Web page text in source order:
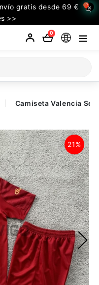
gratis desde 69 €
>>
×
0
Camiseta Valencia
21%